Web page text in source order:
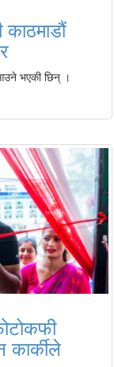
काठमाडौं
भएकी छिन् ।